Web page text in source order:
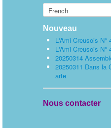
Nouveau
L'Ami Creusois N°
L'Ami Creusois N°
20250314
20250311 Dans la
arte
Nous contacter